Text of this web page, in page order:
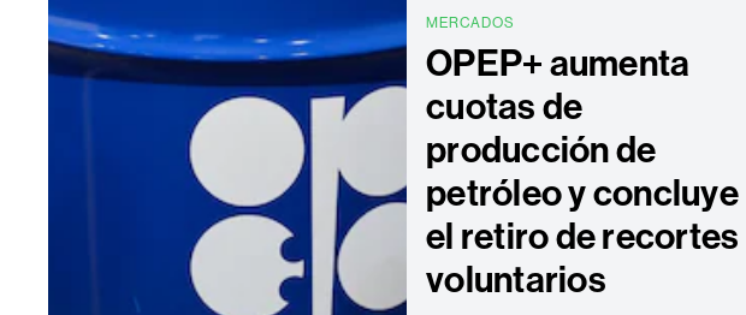
MERCADOS
OPEP+ aumenta
cuotas de
producción de
petróleo y concluye
el retiro de recortes
voluntarios